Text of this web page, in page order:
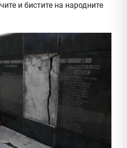
и бистите на народните